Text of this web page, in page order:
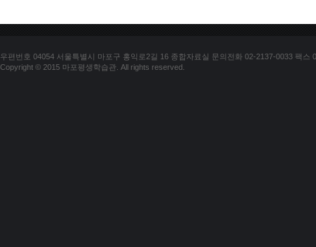
우편번호 04054 서울특별시 마포구 홍익로2길 16 종합자료실 문의전화 02-2137-0033 팩스
Copyright © 2015 마포평생학습관. All rights reserved.